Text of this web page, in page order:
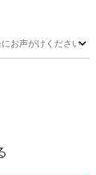
お声がけください！